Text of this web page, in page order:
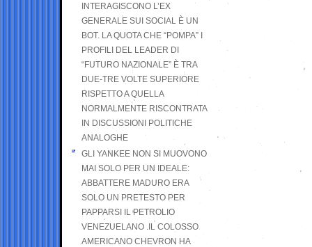
INTERAGISCONO L’EX
GENERALE SUI SOCIAL È UN
BOT. LA QUOTA CHE “POMPA” I
PROFILI DEL LEADER DI
“FUTURO NAZIONALE” È TRA
DUE-TRE VOLTE SUPERIORE
RISPETTO A QUELLA
NORMALMENTE RISCONTRATA
IN DISCUSSIONI POLITICHE
ANALOGHE
GLI YANKEE NON SI MUOVONO
MAI SOLO PER UN IDEALE:
ABBATTERE MADURO ERA
SOLO UN PRETESTO PER
PAPPARSI IL PETROLIO
VENEZUELANO .IL COLOSSO
AMERICANO CHEVRON HA